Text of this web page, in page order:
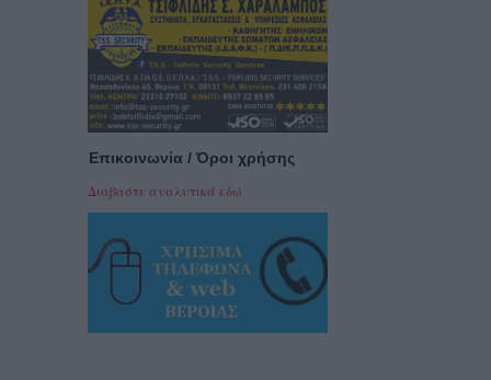
Επικοινωνία / Όροι χρήσης
Διαβαστε αναλυτικά εδώ